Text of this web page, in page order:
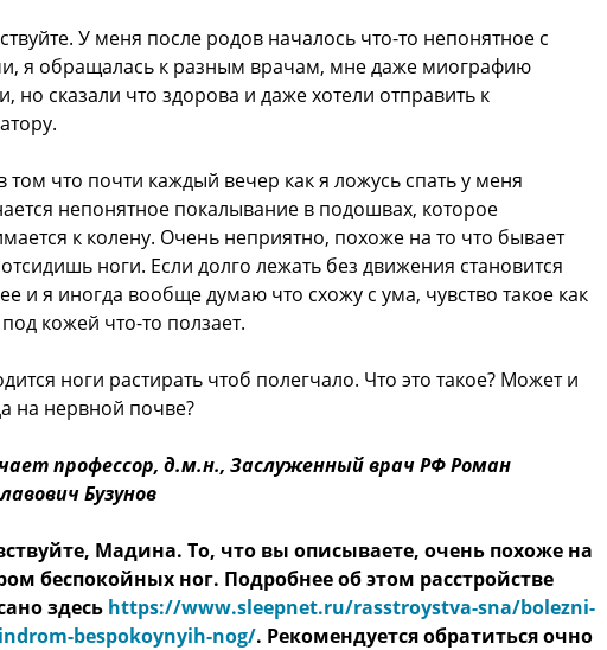
У меня после родов началось что-то непонятное с
я обращалась к разным врачам, мне даже миографию
но сказали что здорова и даже хотели отправить к
том что почти каждый вечер как я ложусь спать у меня
непонятное покалывание в подошвах, которое
к колену. Очень неприятно, похоже на то что бывает
отсидишь ноги. Если долго лежать без движения становится
и я иногда вообще думаю что схожу с ума, чувство такое как
кожей что-то ползает.
ноги растирать чтоб полегчало. Что это такое? Может и
на нервной почве?
профессор, д.м.н., Заслуженный врач РФ Роман
Бузунов
Мадина. То, что вы описываете, очень похоже на
беспокойных ног. Подробнее об этом расстройстве
здесь https://www.sleepnet.ru/rasstroystva-sna/bolezni-
bespokoynyih-nog/. Рекомендуется обратиться очно